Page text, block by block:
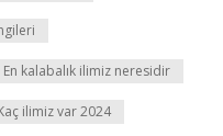
En kalabalık ilimiz neresidir
ilimiz var 2024